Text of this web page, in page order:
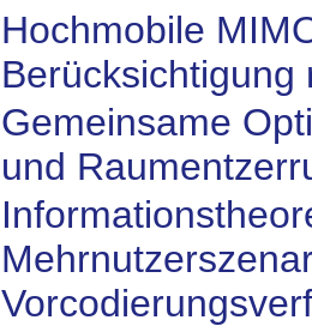
Hochmobile
Berücksichtigung
Gemeinsame
und